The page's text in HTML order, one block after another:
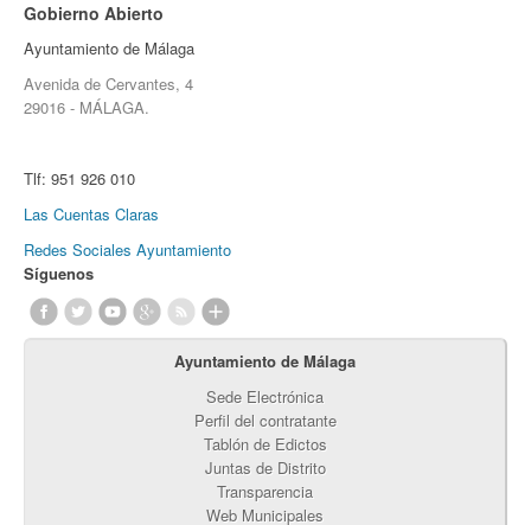
Gobierno Abierto
Ayuntamiento de Málaga
Avenida de Cervantes, 4
29016 - MÁLAGA.
Tlf: 951 926 010
Las Cuentas Claras
Redes Sociales Ayuntamiento
Síguenos
Ayuntamiento de Málaga
Sede Electrónica
Perfil del contratante
Tablón de Edictos
Juntas de Distrito
Transparencia
Web Municipales